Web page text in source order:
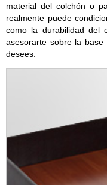
material del colchón o
realmente puede
como la durabilidad del
asesorarte sobre la
desees.